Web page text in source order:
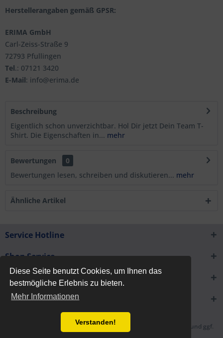
Diese Seite benutzt Cookies, um Ihnen das
bestmögliche Erlebnis zu bieten.
Mehr Informationen
Verstanden!
Herstellerangaben gemäß GPSR:
ERIMA GmbH
Carl-Zeiss-Straße 9
72793 Pfullingen
Tel.: 07121 3420
E-Mail: info@erima.de
Beschreibung
Eigentlich schon unverzichtbar. Hol Dir jetzt Dein Team T-
Shirt. Die Eigenschaften in... mehr
Bewertungen
0
Bewertungen lesen, schreiben und diskutieren... mehr
Ähnliche Artikel
Service Hotline
Shop Service
Informationen
Newsletter
* Alle Preise inkl. gesetzl. Mehrwertsteuer zzgl.
und ggf.